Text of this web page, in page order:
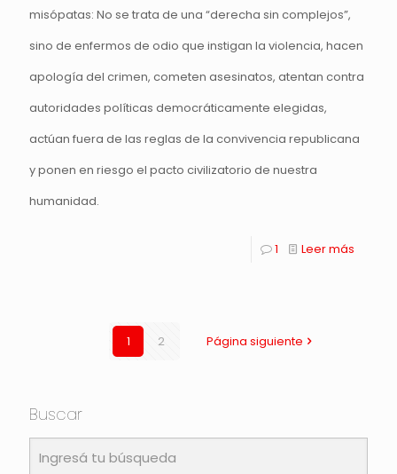
misópatas: No se trata de una “derecha sin complejos”,
sino de enfermos de odio que instigan la violencia, hacen
apología del crimen, cometen asesinatos, atentan contra
autoridades políticas democráticamente elegidas,
actúan fuera de las reglas de la convivencia republicana
y ponen en riesgo el pacto civilizatorio de nuestra
humanidad.
1 Leer más
1 2 Página siguiente
Buscar